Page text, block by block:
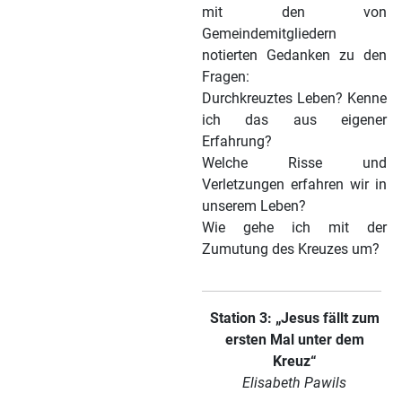
mit den von
Gemeindemitgliedern
notierten Gedanken zu den
Fragen:
Durchkreuztes Leben? Kenne
ich das aus eigener
Erfahrung?
Welche Risse und
Verletzungen erfahren wir in
unserem Leben?
Wie gehe ich mit der
Zumutung des Kreuzes um?
Station 3: „Jesus fällt zum
ersten Mal unter dem
Kreuz“
Elisabeth Pawils